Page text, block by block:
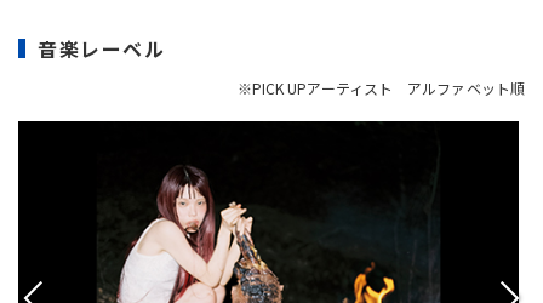
音楽レーベル
※PICK UPアーティスト アルファベット順